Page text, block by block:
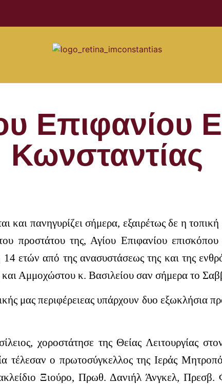
Επιφανίου
Κωνσταντίας
και πανηγυρίζει σήμερα, εξαιρέτως δε η
προστάτου της, Αγίου Επιφανίου επισκόπου
ετών από της ανασυστάσεως της και της
Αμμοχώστου κ. Βασιλείου σαν σήμερα το
μας περιφέρειεας υπάρχουν δυο εξωκλήσια
χοροστάτησε της Θείας Λειτουργίας
τέλεσαν ο πρωτοσύγκελλος της Ιεράς
Ξιούρο, Πρωθ. Δανιήλ Άνγκελ, Πρεσβ.